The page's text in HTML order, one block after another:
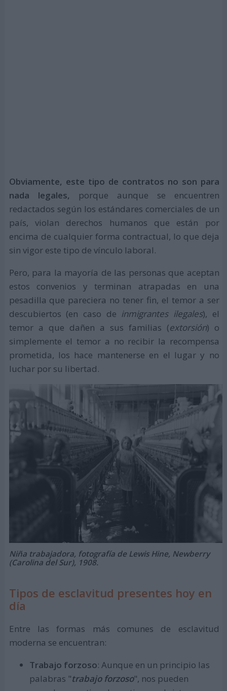
Obviamente, este tipo de contratos no son para
nada legales,
porque aunque se encuentren
redactados según los estándares comerciales de un
país, violan derechos humanos que están por
encima de cualquier forma contractual, lo que deja
sin vigor este tipo de vínculo laboral.
Pero, para la mayoría de las personas que aceptan
estos convenios y terminan atrapadas en una
pesadilla que pareciera no tener fin, el temor a ser
descubiertos (en caso de inmigrantes ilegales), el
temor a que dañen a sus familias (extorsión) o
simplemente el temor a no recibir la recompensa
prometida, los hace mantenerse en el lugar y no
luchar por su libertad.
Niña trabajadora, fotografía de Lewis Hine, Newberry
(Carolina del Sur), 1908.
Tipos de esclavitud presentes hoy en
día
Entre las formas más comunes de esclavitud
moderna se encuentran:
Trabajo forzoso: Aunque en un principio las
palabras "trabajo forzoso", nos pueden